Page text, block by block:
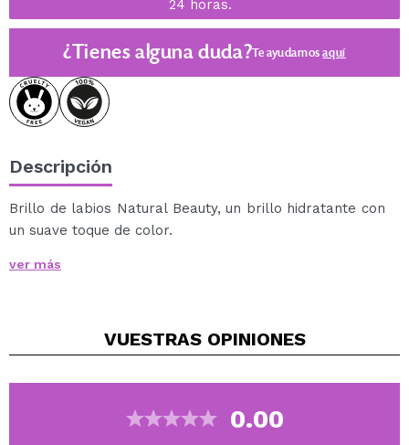
24 horas.
¿Tienes alguna duda?Te ayudamosaquí
Descripción
Brillo de labios Natural Beauty, un brillo hidratante con
un suave toque de color.
de origen natural.
Conseguirás un resultado brillante y suave a la vez que
Su aplicación es muy cómoda.
ver más
VUESTRAS OPINIONES
0.00